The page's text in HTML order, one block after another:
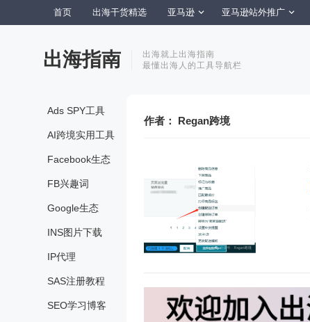
首页 出海干货精选 亚马逊 亚马逊站外推广
出海指南
出海就上出海指南
最懂出海人的工具导航栏
Ads SPY工具
AI跨境实用工具
Facebook生态
FB兴趣词
Google生态
INS图片下载
IP代理
SAS注册教程
SEO学习博客
作者： Regan跨境